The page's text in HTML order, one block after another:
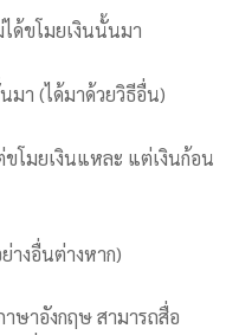
ด้ขโมยเงินนั้นมา
มา (ได้มาด้วยวิธีอื่น)
โมยเงินแหละ แต่เงินก้อน
างอื่นต่างหาก)
าษาอังกฤษ สามารถสื่อ